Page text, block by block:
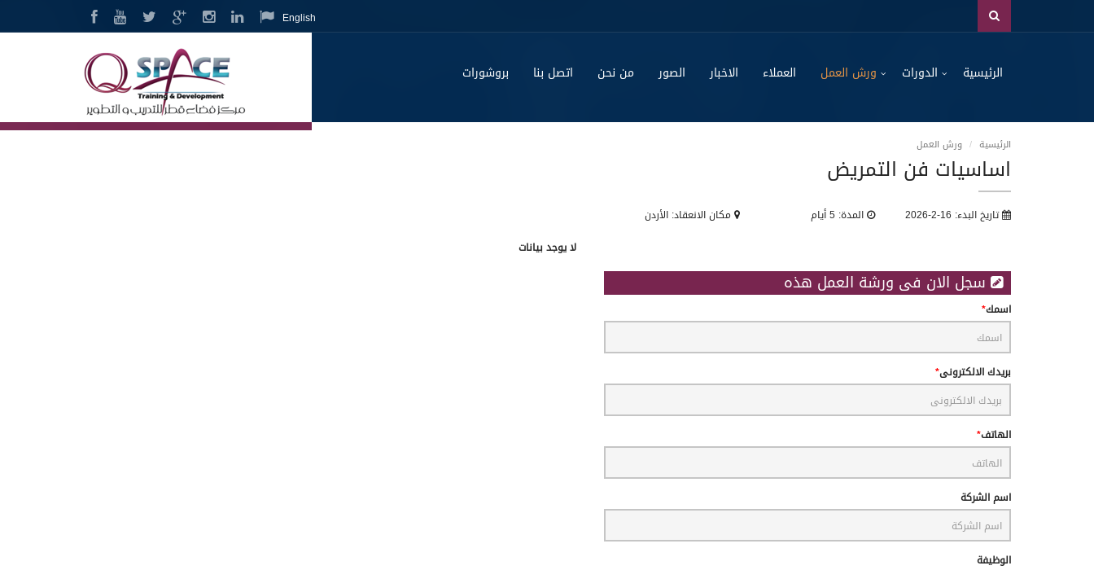
English
الرئيسية الدورات ورش العمل العملاء الاخبار الصور من نحن اتصل بنا بروشورات
الرئيسية ورش العمل
اساسيات فن التمريض
تاريخ البدء: 16-2-2026 المدة: 5 أيام
مكان الانعقاد: الأردن
لا يوجد بيانات
سجل الان فى ورشة العمل هذه
اسمك
بريدك الالكترونى
الهاتف
اسم الشركة
الوظيفة